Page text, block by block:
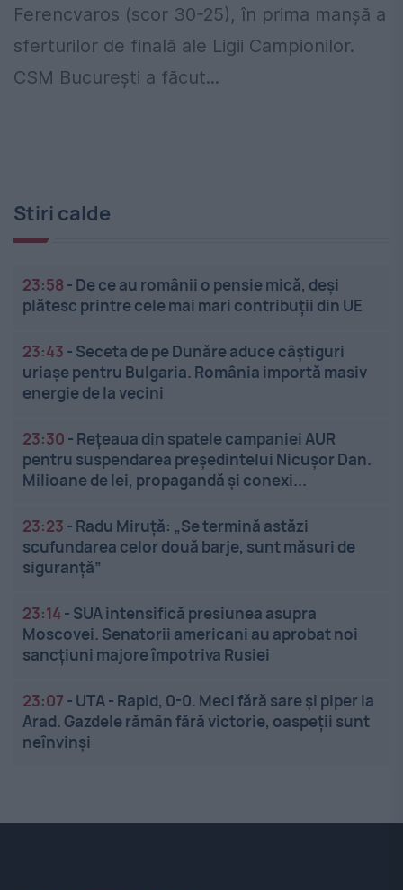
Ferencvaros (scor 30-25), în prima manșă a
sferturilor de finală ale Ligii Campionilor.
CSM București a făcut...
Stiri calde
23:58 - De ce au românii o pensie mică, deși
plătesc printre cele mai mari contribuții din UE
23:43 - Seceta de pe Dunăre aduce câștiguri
uriașe pentru Bulgaria. România importă masiv
energie de la vecini
23:30 - Rețeaua din spatele campaniei AUR
pentru suspendarea președintelui Nicușor Dan.
Milioane de lei, propagandă și conexi...
23:23 - Radu Miruță: „Se termină astăzi
scufundarea celor două barje, sunt măsuri de
siguranţă”
23:14- SUA intensifică presiunea asupra
Moscovei. Senatorii americani au aprobat noi
sancțiuni majore împotriva Rusiei
23:07 - UTA - Rapid, 0-0. Meci fără sare și piper la
Arad. Gazdele rămân fără victorie, oaspeții sunt
neînvinși